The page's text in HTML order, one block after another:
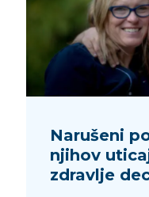
Narušeni
njihov
zdravlje